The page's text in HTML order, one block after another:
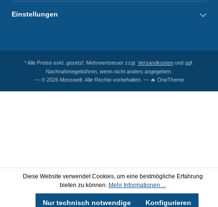
Einstellungen
* Alle Preise exkl. gesetzl. Mehrwertsteuer zzgl. Versandkosten und ggf.
Nachnahmegebühren, wenn nicht anders angegeben.
— © 2026 Messwelt. Alle Rechte vorbehalten. — 🔥 OneTheme
Diese Website verwendet Cookies, um eine bestmögliche Erfahrung
bieten zu können. Mehr Informationen ...
Nur technisch notwendige Konfigurieren